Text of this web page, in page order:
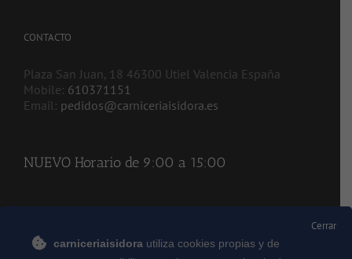
CONTACTO
Plaza San Juan, 18 46300 Utiel Valencia España
Mobile: 610371151
Email: pedidos@carniceriaisidora.es
NUEVO Horario de 9:00 a 15:00
Cerrar
carniceriaisidora utiliza cookies propias y de